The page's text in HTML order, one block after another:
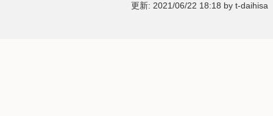
更新: 2021/06/22 18:18 by t-daihisa